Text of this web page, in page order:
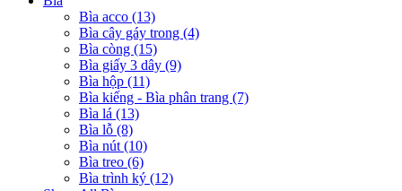
Bìa acco (13)
Bìa cây gáy trong (4)
Bìa còng (15)
Bìa giấy 3 dây (9)
Bìa hộp (11)
Bìa kiếng - Bìa phân trang (7)
Bìa lá (13)
Bìa lỗ (8)
Bìa nút (10)
Bìa treo (6)
Bìa trình ký (12)